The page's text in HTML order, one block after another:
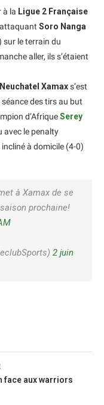
à la Ligue 2 Française
Soro Nanga
sur le terrain du
aller, ils s’étaient
Neuchatel Xamaxs’est
des tirs au but
d’AfriqueSerey
avec le penalty
incliné à domicile (4-0)
à Xamax de se
prochaine!
2 juin
face aux warriors